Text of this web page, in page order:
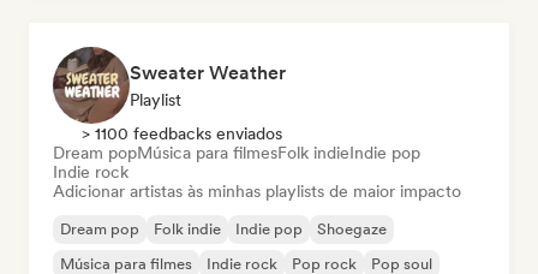
Sweater Weather
Playlist
> 1100 feedbacks enviados
Dream popMúsica para filmesFolk indieIndie pop
Indie rock
Adicionar artistas às minhas playlists de maior impacto
Dream pop Folk indie Indie pop
Shoegaze
Música para filmes
Indie rock Pop rock Pop soul